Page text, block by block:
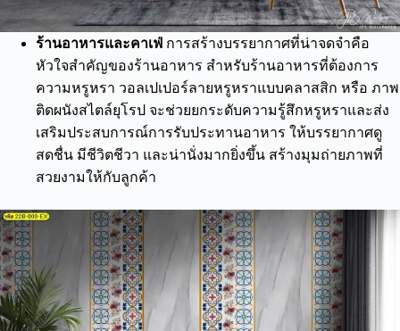
ร้านอาหารและคาเฟ่ การสร้างบรรยากาศที่น่าจดจำคือ
หัวใจสำคัญของร้านอาหาร สำหรับร้านอาหารที่ต้องการ
ความหรูหรา วอลเปเปอร์ลายหรูหราแบบคลาสสิก หรือ ภาพ
ติดผนังสไตล์ยุโรป จะช่วยยกระดับความรู้สึกหรูหราและส่ง
เสริมประสบการณ์การรับประทานอาหาร ให้บรรยากาศดู
สดชื่น มีชีวิตชีวา และน่านั่งมากยิ่งขึ้น สร้างมุมถ่ายภาพที่
สวยงามให้กับลูกค้า